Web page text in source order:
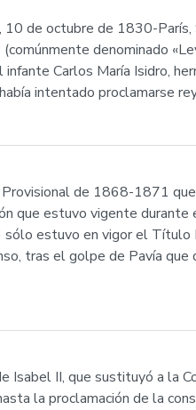
10 de octubre de 1830-
denominado
Carlos María Isidro,
intentado proclamarse
de 1868-1871
que estuvo vigente durante
estuvo en vigor el Título
tras el golpe de Pavía que
Isabel II, que sustituyó a la
la proclamación de la